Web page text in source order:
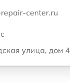
center.ru
улица, дом 4